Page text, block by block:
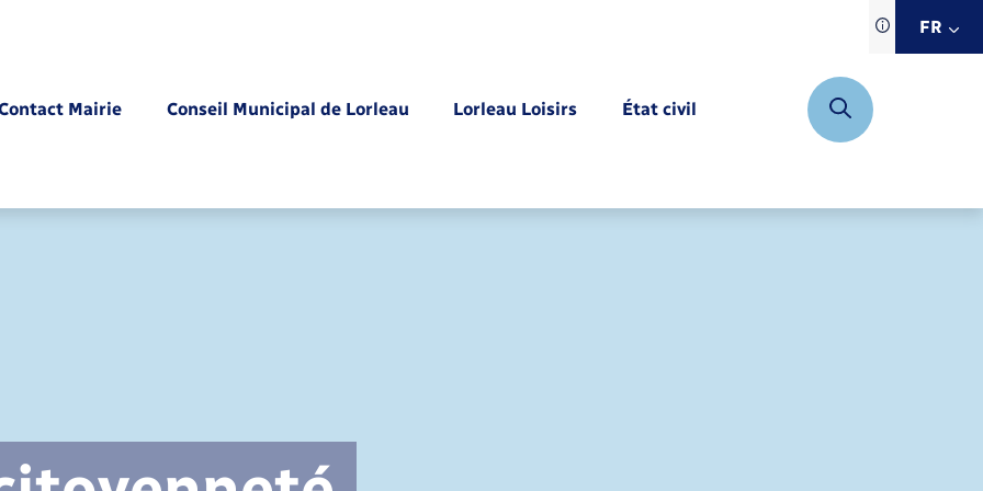
Traduction
siteFR
Mairie Conseil Municipal de Lorleau Lorleau Loisirs État civil